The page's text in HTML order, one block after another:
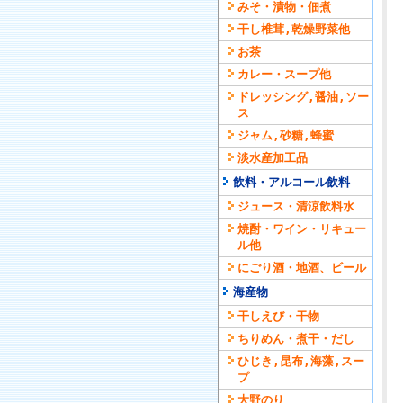
みそ・漬物・佃煮
干し椎茸,乾燥野菜他
お茶
カレー・スープ他
ドレッシング,醤油,ソー
ス
ジャム,砂糖,蜂蜜
淡水産加工品
飲料・アルコール飲料
ジュース・清涼飲料水
焼酎・ワイン・リキュー
ル他
にごり酒・地酒、ビール
海産物
干しえび・干物
ちりめん・煮干・だし
ひじき,昆布,海藻,スー
プ
大野のり